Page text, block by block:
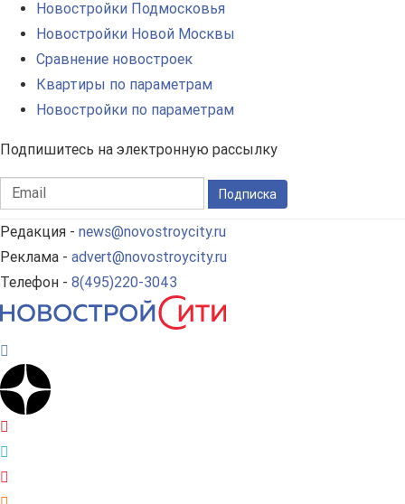
Новостройки Подмосковья
Новостройки Новой Москвы
Сравнение новостроек
Квартиры по параметрам
Новостройки по параметрам
Подпишитесь на электронную рассылку
Подписка
Редакция - news@novostroycity.ru
Реклама - advert@novostroycity.ru
Телефон - 8(495)220-3043